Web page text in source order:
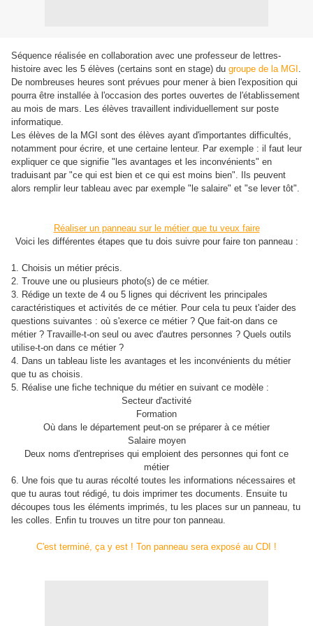
Séquence réalisée en collaboration avec une professeur de lettres-
histoire avec les 5 élèves (certains sont en stage) du groupe de la MGI .
De nombreuses heures sont prévues pour mener à bien l'exposition qui
pourra être installée à l'occasion des portes ouvertes de l'établissement
au mois de mars. Les élèves travaillent individuellement sur poste
informatique.
Les élèves de la MGI sont des élèves ayant d'importantes difficultés,
notamment pour écrire, et une certaine lenteur. Par exemple : il faut leur
expliquer ce que signifie "les avantages et les inconvénients" en
traduisant par "ce qui est bien et ce qui est moins bien". Ils peuvent
alors remplir leur tableau avec par exemple "le salaire" et "se lever tôt".
Réaliser un panneau sur le métier que tu veux faire
Voici les différentes étapes que tu dois suivre pour faire ton panneau :
1. Choisis un métier précis.
2. Trouve une ou plusieurs photo(s) de ce métier.
3. Rédige un texte de 4 ou 5 lignes qui décrivent les principales
caractéristiques et activités de ce métier. Pour cela tu peux t'aider des
questions suivantes : où s'exerce ce métier ? Que fait-on dans ce
métier ? Travaille-t-on seul ou avec d'autres personnes ? Quels outils
utilise-t-on dans ce métier ?
4. Dans un tableau liste les avantages et les inconvénients du métier
que tu as choisis.
5. Réalise une fiche technique du métier en suivant ce modèle :
Secteur d'activité
Formation
Où dans le département peut-on se préparer à ce métier
Salaire moyen
Deux noms d'entreprises qui emploient des personnes qui font ce
métier
6. Une fois que tu auras récolté toutes les informations nécessaires et
que tu auras tout rédigé, tu dois imprimer tes documents. Ensuite tu
découpes tous les éléments imprimés, tu les places sur un panneau, tu
les colles. Enfin tu trouves un titre pour ton panneau.
C'est terminé, ça y est ! Ton panneau sera exposé au CDI !